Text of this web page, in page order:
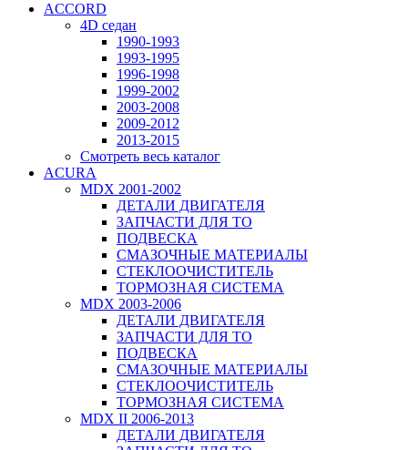
ACCORD
4D седан
1990-1993
1993-1995
1996-1998
1999-2002
2003-2008
2009-2012
2013-2015
Смотреть весь каталог
ACURA
MDX 2001-2002
ДЕТАЛИ ДВИГАТЕЛЯ
ЗАПЧАСТИ ДЛЯ ТО
ПОДВЕСКА
СМАЗОЧНЫЕ МАТЕРИАЛЫ
СТЕКЛООЧИСТИТЕЛЬ
ТОРМОЗНАЯ СИСТЕМА
MDX 2003-2006
ДЕТАЛИ ДВИГАТЕЛЯ
ЗАПЧАСТИ ДЛЯ ТО
ПОДВЕСКА
СМАЗОЧНЫЕ МАТЕРИАЛЫ
СТЕКЛООЧИСТИТЕЛЬ
ТОРМОЗНАЯ СИСТЕМА
MDX II 2006-2013
ДЕТАЛИ ДВИГАТЕЛЯ